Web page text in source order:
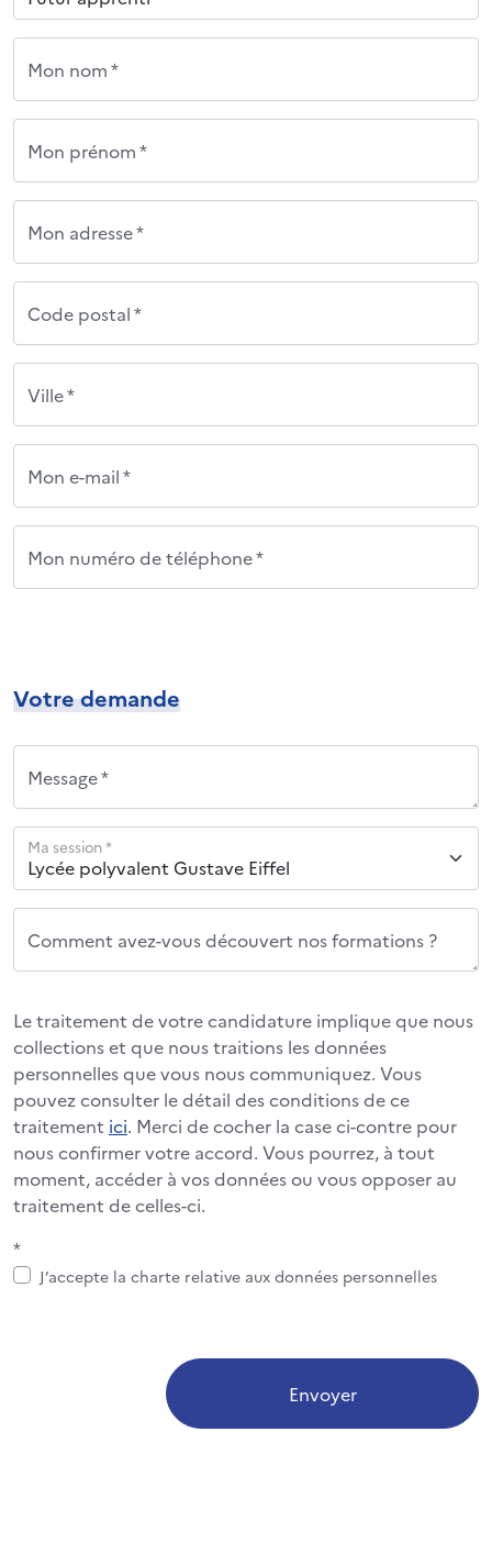
Mon nom *
Mon prénom *
Mon adresse *
Code postal *
Ville *
Mon e-mail *
Mon numéro de téléphone *
Votre demande
Message *
Ma session *
Comment avez-vous découvert nos formations ?
Le traitement de votre candidature implique que nous
collections et que nous traitions les données
personnelles que vous nous communiquez. Vous
pouvez consulter le détail des conditions de ce
traitement ici. Merci de cocher la case ci-contre pour
nous confirmer votre accord. Vous pourrez, à tout
moment, accéder à vos données ou vous opposer au
traitement de celles-ci.
*
J’accepte la charte relative aux données personnelles
Envoyer